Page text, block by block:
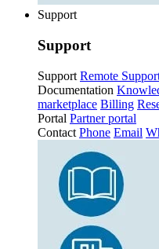
Support
Support
Support Remote
Documentation
marketplace Billing
Portal Partner portal
Contact Phone Email